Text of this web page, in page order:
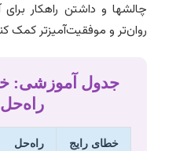
چالشها و داشتن راهکار برای
روان‌تر و موفقیت‌آمیزتر کمک
جدول آموزشی:
خطای رایج راه‌حل